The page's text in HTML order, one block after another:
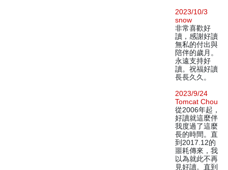
2023/10/3
snow
非常喜歡好
讀，感謝好讀
無私的付出與
陪伴的歲月。
永遠支持好
讀。祝福好讀
長長久久。
2023/9/24
Tomcat Chou
從2006年起，
好讀就這麼伴
我度過了這麼
長的時間。直
到2017.12的
噩耗傳來，我
以為就此不再
見好讀。直到